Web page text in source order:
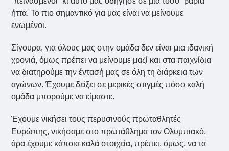
ήττα. Το πιο σημαντικό για μας είναι να μείνουμε
ενωμένοι.
Σίγουρα, για όλους μας στην ομάδα δεν είναι μια ιδανική
χρονιά, όμως πρέπει να μείνουμε μαζί και στα παιχνίδια
να διατηρούμε την έντασή μας σε όλη τη διάρκεια των
αγώνων. Έχουμε δείξει σε μερικές στιγμές πόσο καλή
ομάδα μπορούμε να είμαστε.
Έχουμε νικήσει τους περυσινούς πρωταθλητές
Ευρώπης, νικήσαμε στο πρωτάθλημα τον Ολυμπιακό,
άρα έχουμε κάποια καλά στοιχεία, πρέπει, όμως, να τα